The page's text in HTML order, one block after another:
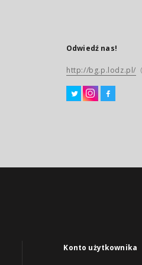
Odwiedź nas!
http://bg.p.lodz.pl/
Konto użytkownika